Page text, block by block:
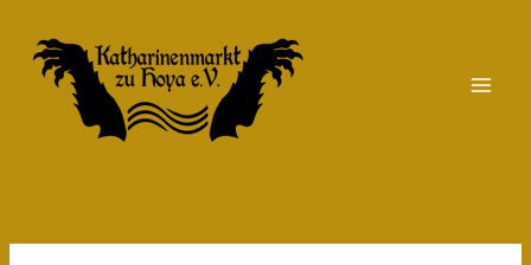
Inhalt
springen